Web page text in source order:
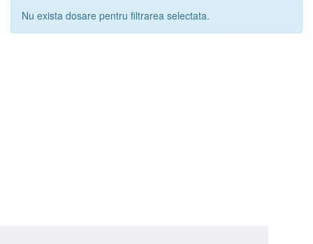
Nu exista dosare pentru filtrarea selectata.